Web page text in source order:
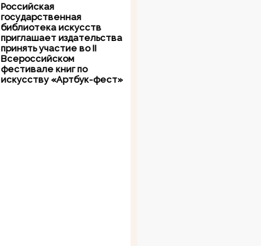
Российская
государственная
библиотека искусств
приглашает издательства
принять участие во II
Всероссийском
фестивале книг по
искусству «Артбук-фест»